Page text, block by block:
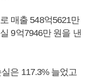
매출 548억5621만
9억7946만 원을 낸
은 117.3% 늘었고